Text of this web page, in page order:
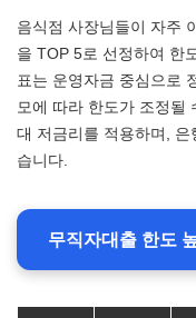
음식점 사장님들이 자주
을 TOP 5로 선정하여 한
표는 운영자금 중심으로
모에 따라 한도가 조정될
대 저금리를 적용하며,
습니다.
무직자대출 한도